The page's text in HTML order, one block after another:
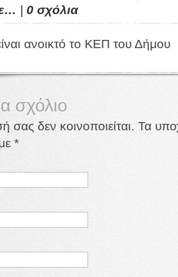
| 0 σχόλια
ανοικτό το ΚΕΠ του Δήμου
σχόλιο
σας δεν κοινοποιείται. Τα
*